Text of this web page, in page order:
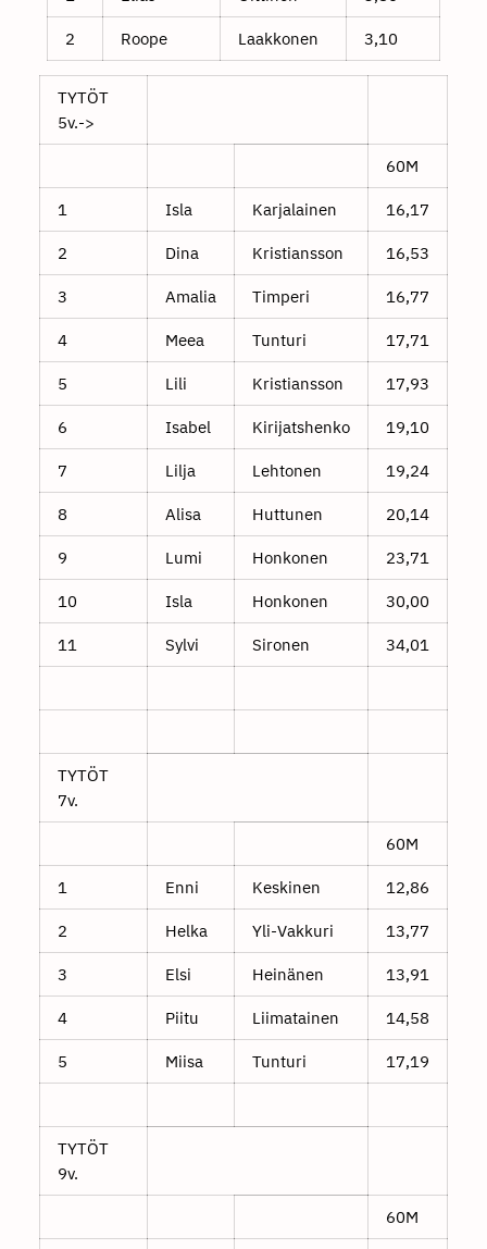
2 Roope Laakkonen 3,10
TYTÖT
5v.->
60M
1 Isla Karjalainen 16,17
2 Dina Kristiansson 16,53
3 Amalia Timperi 16,77
4 Meea Tunturi 17,71
5 Lili Kristiansson 17,93
6 Isabel Kirijatshenko 19,10
7 Lilja Lehtonen 19,24
8 Alisa Huttunen 20,14
9 Lumi Honkonen 23,71
10 Isla Honkonen 30,00
11 Sylvi Sironen 34,01
TYTÖT
7v.
60M
1 Enni Keskinen 12,86
2 Helka Yli-Vakkuri 13,77
3 Elsi Heinänen 13,91
4 Piitu Liimatainen 14,58
5 Miisa Tunturi 17,19
TYTÖT
9v.
60M